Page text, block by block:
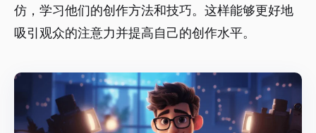
仿，学习他们的创作方法和技巧。这样能够更好地
吸引观众的注意力并提高自己的创作水平。